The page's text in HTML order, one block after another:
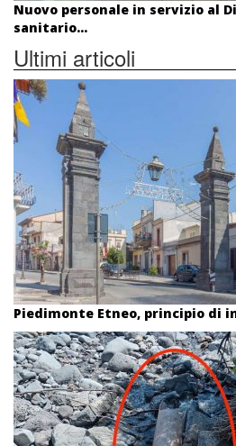
Nuovo personale in servizio al
sanitario...
Ultimi articoli
Piedimonte Etneo, principio di